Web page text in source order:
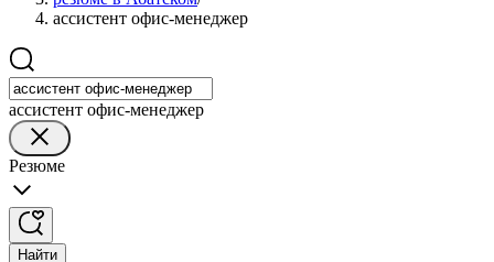
ассистент офис-менеджер
ассистент офис-менеджер
Резюме
Найти